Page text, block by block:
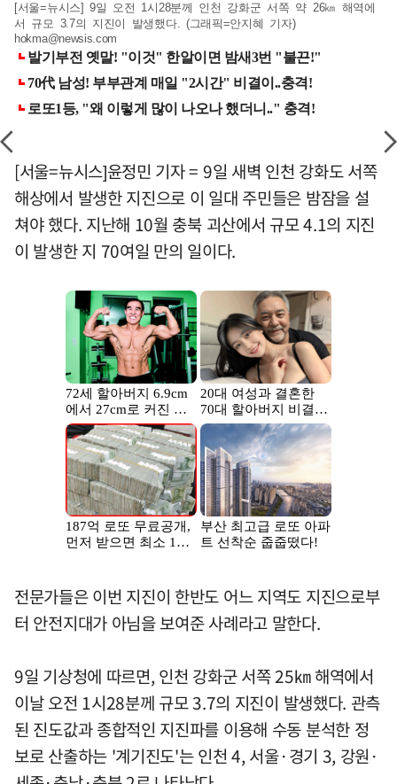
[서울=뉴시스] 9일 오전 1시28분께 인천 강화군 서쪽 약 26㎞ 해역에
서 규모 3.7의 지진이 발생했다. (그래픽=안지혜 기자)
hokma@newsis.com
[서울=뉴시스]윤정민 기자 = 9일 새벽 인천 강화도 서쪽
해상에서 발생한 지진으로 이 일대 주민들은 밤잠을 설
쳐야 했다. 지난해 10월 충북 괴산에서 규모 4.1의 지진
이 발생한 지 70여일 만의 일이다.
전문가들은 이번 지진이 한반도 어느 지역도 지진으로부
터 안전지대가 아님을 보여준 사례라고 말한다.
9일 기상청에 따르면, 인천 강화군 서쪽 25㎞ 해역에서
이날 오전 1시28분께 규모 3.7의 지진이 발생했다. 관측
된 진도값과 종합적인 지진파를 이용해 수동 분석한 정
보로 산출하는 '계기진도'는 인천 4, 서울·경기 3, 강원·